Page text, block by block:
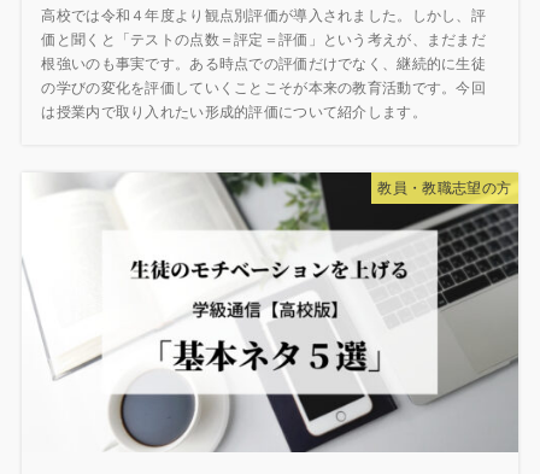
高校では令和４年度より観点別評価が導入されました。しかし、評
価と聞くと「テストの点数＝評定＝評価」という考えが、まだまだ
根強いのも事実です。ある時点での評価だけでなく、継続的に生徒
の学びの変化を評価していくことこそが本来の教育活動です。今回
は授業内で取り入れたい形成的評価について紹介します。
教員・教職志望の方